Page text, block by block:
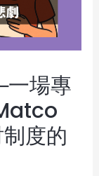
一場專
度的